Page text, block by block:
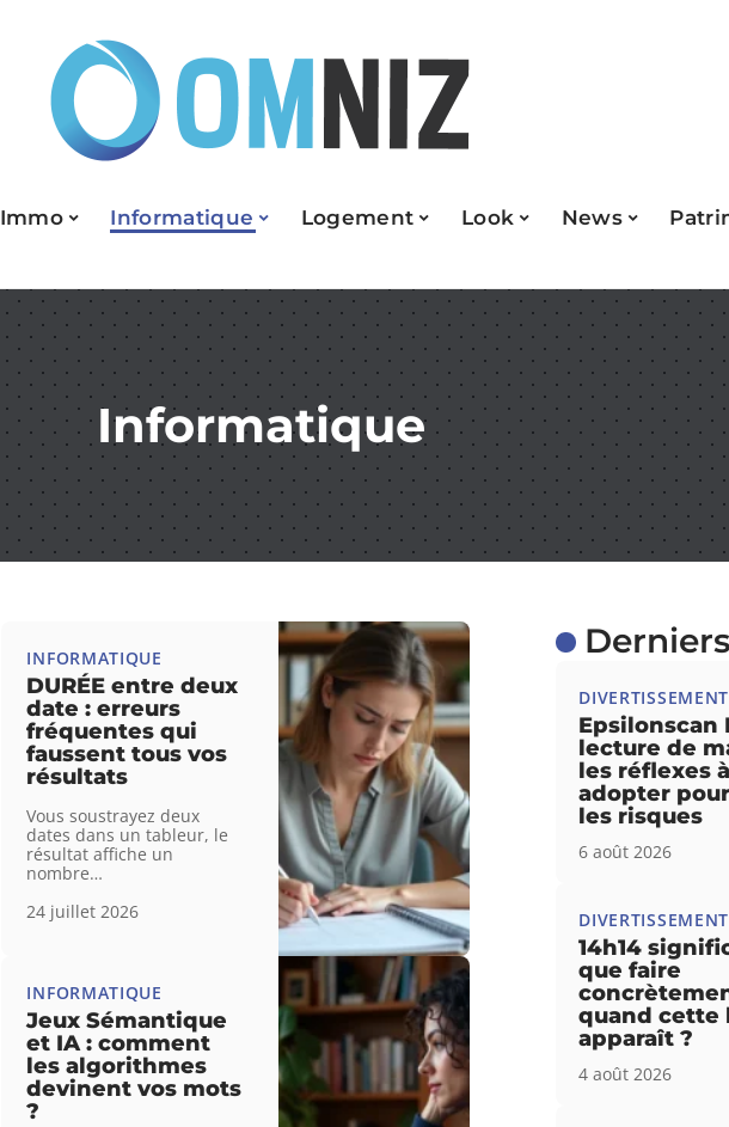
Immo Informatique Logement Look News
Informatique
INFORMATIQUE
DURÉE entre deux
date : erreurs
fréquentes qui
faussent tous vos
résultats
Vous soustrayez deux
dates dans un tableur, le
résultat affiche un
nombre…
24 juillet 2026
INFORMATIQUE
Jeux Sémantique
et IA : comment
les algorithmes
devinent vos mots
?
DIVERTISSEMENT
Epsilonscan
lecture de
les réflexes à
adopter
les risques
6 août 2026
DIVERTISSEMENT
14h14
que faire
quand cette
apparaît ?
4 août 2026